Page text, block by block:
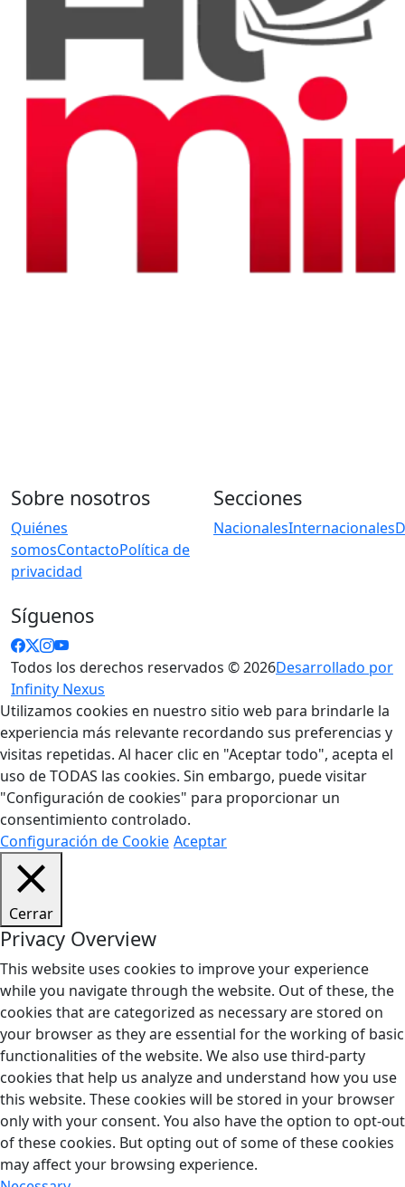
Sobre nosotros
Quiénes
somosContactoPolítica de
privacidad
Secciones
NacionalesInternacionales
Síguenos
Todos los derechos reservados © 2026Desarrollado por
Infinity Nexus
Utilizamos cookies en nuestro sitio web para brindarle la
experiencia más relevante recordando sus preferencias y
visitas repetidas. Al hacer clic en "Aceptar todo", acepta el
uso de TODAS las cookies. Sin embargo, puede visitar
"Configuración de cookies" para proporcionar un
consentimiento controlado.
Configuración de Cookie Aceptar
Cerrar
Privacy Overview
This website uses cookies to improve your experience
while you navigate through the website. Out of these, the
cookies that are categorized as necessary are stored on
your browser as they are essential for the working of basic
functionalities of the website. We also use third-party
cookies that help us analyze and understand how you use
this website. These cookies will be stored in your browser
only with your consent. You also have the option to opt-out
of these cookies. But opting out of some of these cookies
may affect your browsing experience.